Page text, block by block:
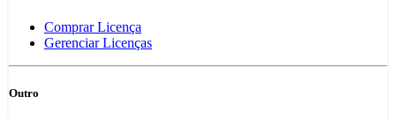
Comprar Licença
Gerenciar Licenças
Outro